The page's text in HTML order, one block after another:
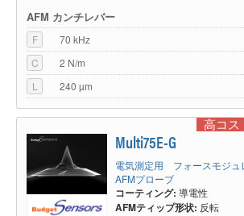
AFM カンチレバー
F
70 kHz
C
2 N/m
L
240 µm
高コス
Multi75E-G
電気測定用 フォースモジュ
AFMプローブ
コーティング: 導電性
AFMティップ形状: 反転